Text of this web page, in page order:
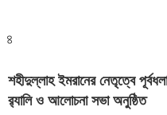
৪
শহীদুল্লাহ ইমরানের নেতৃত্বে
র‍্যালি ও আলোচনা সভা অনুষ্ঠিত